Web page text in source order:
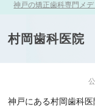
神戸の矯正歯科専門メ
村岡歯科医院
神戸にある村岡歯科